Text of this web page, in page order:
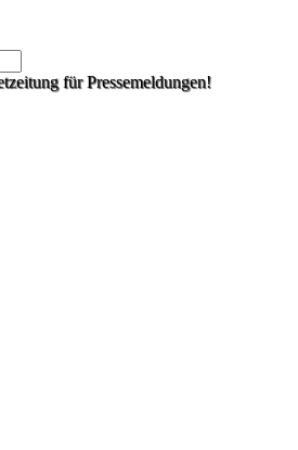
für Pressemeldungen!